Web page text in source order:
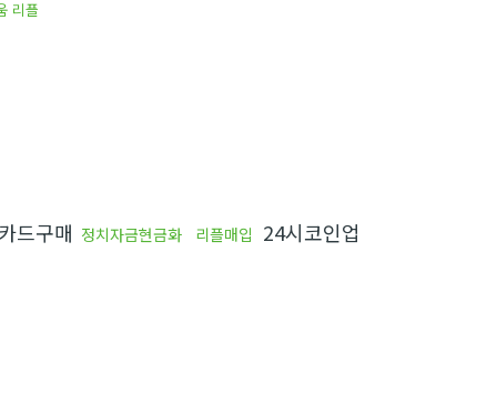
리플
드구매 정치자금현금화 리플매입 24시코인업